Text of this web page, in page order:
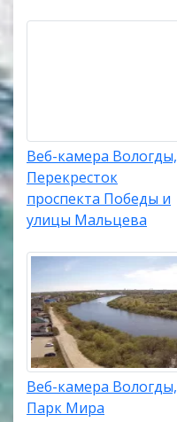
Веб-камера Вологды,
Перекресток
проспекта Победы и
улицы Мальцева
Веб-камера Вологды,
Парк Мира